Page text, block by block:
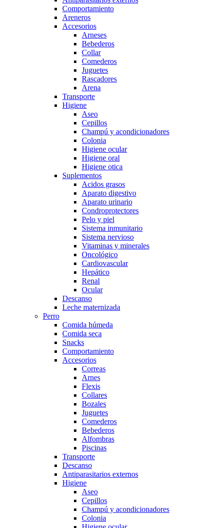
Comportamiento
Areneros
Accesorios
Arneses
Bebederos
Collar
Comederos
Juguetes
Rascadores
Arena
Transporte
Higiene
Aseo
Cepillos
Champú y acondicionadores
Colonia
Higiene ocular
Higiene oral
Higiene otica
Suplementos
Acidos grasos
Aparato digestivo
Aparato urinario
Condroprotectores
Pelo y piel
Sistema inmunitario
Sistema nervioso
Vitaminas y minerales
Oncológico
Cardiovascular
Hepático
Renal
Ocular
Descanso
Leche maternizada
Perro
Comida húmeda
Comida seca
Snacks
Comportamiento
Accesorios
Correas
Arnes
Flexis
Collares
Bozales
Juguetes
Comederos
Bebederos
Alfombras
Piscinas
Transporte
Descanso
Antiparasitarios externos
Higiene
Aseo
Cepillos
Champú y acondicionadores
Colonia